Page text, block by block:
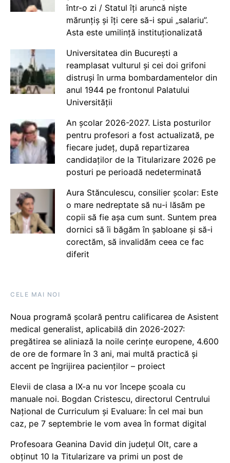
într-o zi / Statul îți aruncă niște
mărunțiș și îți cere să-i spui „salariu”.
Asta este umilință instituționalizată
Universitatea din București a
reamplasat vulturul și cei doi grifoni
distruși în urma bombardamentelor din
anul 1944 pe frontonul Palatului
Universității
An școlar 2026-2027. Lista posturilor
pentru profesori a fost actualizată, pe
fiecare județ, după repartizarea
candidaților de la Titularizare 2026 pe
posturi pe perioadă nedeterminată
Aura Stănculescu, consilier școlar: Este
o mare nedreptate să nu-i lăsăm pe
copii să fie așa cum sunt. Suntem prea
dornici să îi băgăm în șabloane și să-i
corectăm, să invalidăm ceea ce fac
diferit
CELE MAI NOI
Noua programă școlară pentru calificarea de Asistent
medical generalist, aplicabilă din 2026-2027:
pregătirea se aliniază la noile cerințe europene, 4.600
de ore de formare în 3 ani, mai multă practică și
accent pe îngrijirea pacienților – proiect
Elevii de clasa a IX-a nu vor începe școala cu
manuale noi. Bogdan Cristescu, directorul Centrului
Național de Curriculum și Evaluare: În cel mai bun
caz, pe 7 septembrie le vom avea în format digital
Profesoara Geanina David din județul Olt, care a
obținut 10 la Titularizare va primi un post de